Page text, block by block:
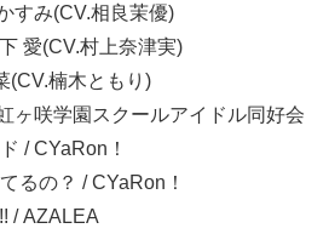
すみ(CV.相良茉優)
愛(CV.村上奈津実)
(CV.楠木ともり)
ヶ咲学園スクールアイドル同好会
/ CYaRon！
るの？ / CYaRon！
/ AZALEA